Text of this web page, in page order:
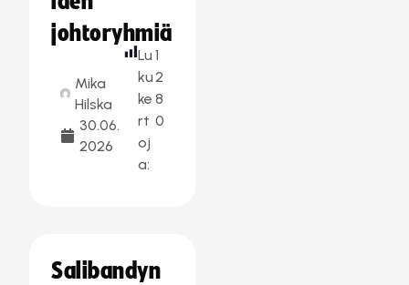
johtoryhmiä
Mika
Hilska
30.06.
2026
Lu
ku
ke
rt
oj
a:
1
2
8
0
Salibandyn